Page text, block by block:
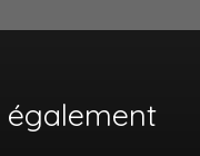
également